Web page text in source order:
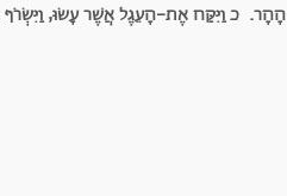
הָהָר. כ וַיִּקַּח אֶת-הָעֵגֶל אֲשֶׁר עָשׂוּ,